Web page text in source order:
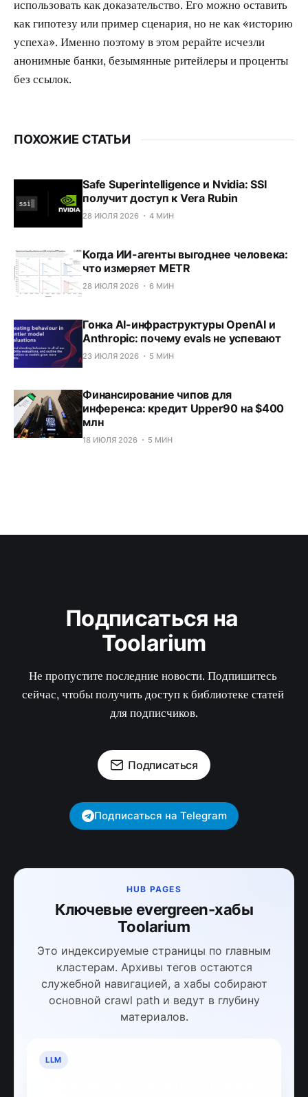
использовать как доказательство. Его можно оставить
как гипотезу или пример сценария, но не как «историю
успеха». Именно поэтому в этом рерайте исчезли
анонимные банки, безымянные ритейлеры и проценты
без ссылок.
ПОХОЖИЕ СТАТЬИ
Safe Superintelligence и Nvidia: SSI
получит доступ к Vera Rubin
28 ИЮЛЯ 2026 4 МИН
Когда ИИ-агенты выгоднее человека:
что измеряет METR
28 ИЮЛЯ 2026 6 МИН
Гонка AI-инфраструктуры OpenAI и
Anthropic: почему evals не успевают
23 ИЮЛЯ 2026 5 МИН
Финансирование чипов для
инференса: кредит Upper90 на $400
млн
18 ИЮЛЯ 2026 5 МИН
Подписаться на
Toolarium
Не пропустите последние новости. Подпишитесь
сейчас, чтобы получить доступ к библиотеке статей
для подписчиков.
Подписаться
Подписаться на Telegram
HUB PAGES
Ключевые evergreen-хабы
Toolarium
Это индексируемые страницы по главным
кластерам. Архивы тегов остаются
служебной навигацией, а хабы собирают
основной crawl path и ведут в глубину
материалов.
LLM